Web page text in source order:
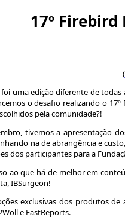
17º
(
uma edição diferente de
o desafio realizando o
pela comunidade?!
tivemos a apresentação
na de abrangência e
dos participantes para a
ao que há de melhor em
IBSurgeon!
exclusivas dos produtos
e FastReports.